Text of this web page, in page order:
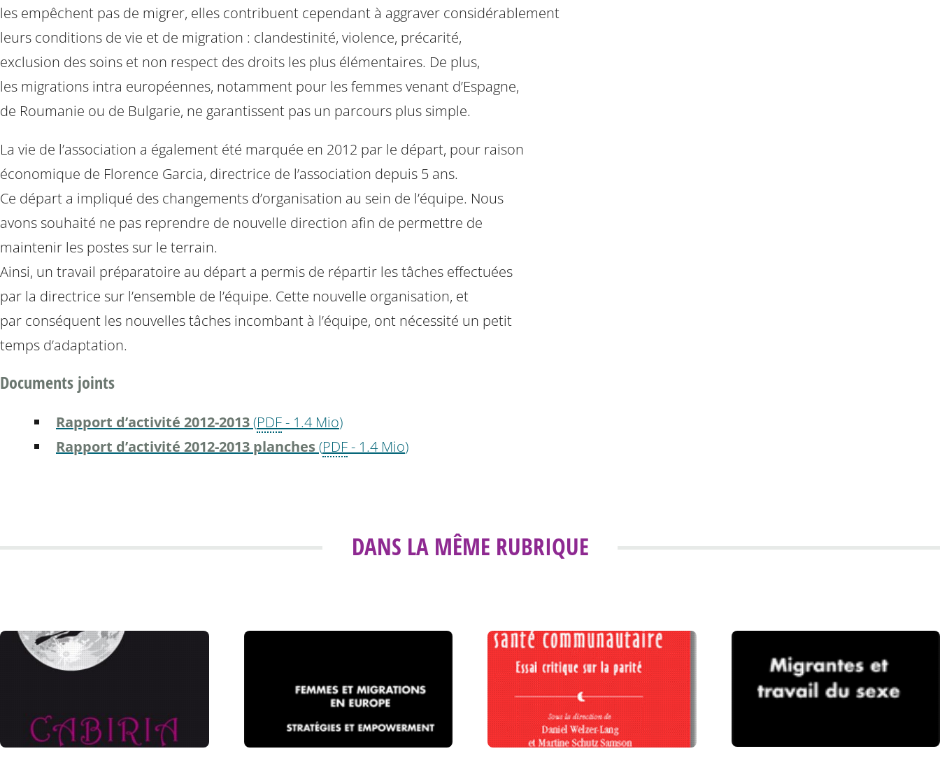
les empêchent pas de migrer, elles contribuent cependant à aggraver considérablement
leurs conditions de vie et de migration : clandestinité, violence, précarité,
exclusion des soins et non respect des droits les plus élémentaires. De plus,
les migrations intra européennes, notamment pour les femmes venant d’Espagne,
de Roumanie ou de Bulgarie, ne garantissent pas un parcours plus simple.
La vie de l’association a également été marquée en 2012 par le départ, pour raison
économique de Florence Garcia, directrice de l’association depuis 5 ans.
Ce départ a impliqué des changements d’organisation au sein de l’équipe. Nous
avons souhaité ne pas reprendre de nouvelle direction afin de permettre de
maintenir les postes sur le terrain.
Ainsi, un travail préparatoire au départ a permis de répartir les tâches effectuées
par la directrice sur l’ensemble de l’équipe. Cette nouvelle organisation, et
par conséquent les nouvelles tâches incombant à l’équipe, ont nécessité un petit
temps d’adaptation.
Documents joints
Rapport d’activité 2012-2013(PDF- 1.4 Mio)
Rapport d’activité 2012-2013 planches (PDF- 1.4 Mio)
DANS LA MÊME RUBRIQUE